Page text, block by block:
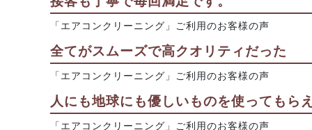
「エアコンクリーニング」ご利用のお客様の声
全てがスムーズで高クオリティだった
「エアコンクリーニング」ご利用のお客様の声
人にも地球にも優しいものを使ってもら
「エアコンクリーニング」ご利用のお客様の声